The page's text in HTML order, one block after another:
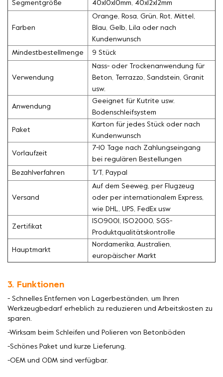
Segmentgröße 40x10x10mm, 40x12x12mm
Farben
Orange, Rosa, Grün, Rot, Mittel,
Blau, Gelb, Lila oder nach
Kundenwunsch
Mindestbestellmenge 9 Stück
Verwendung
Nass- oder Trockenanwendung für
Beton, Terrazzo, Sandstein, Granit
usw.
Anwendung
Geeignet für Kutrite usw.
Bodenschleifsystem
Paket
Karton für jedes Stück oder nach
Kundenwunsch
Vorlaufzeit
7-10 Tage nach Zahlungseingang
bei regulären Bestellungen
Bezahlverfahren T/T, Paypal
Versand
Auf dem Seeweg, per Flugzeug
oder per internationalem Express,
wie DHL, UPS, FedEx usw
Zertifikat
ISO9001, ISO2000, SGS-
Produktqualitätskontrolle
Hauptmarkt
Nordamerika, Australien,
europäischer Markt
3. Funktionen
- Schnelles Entfernen von Lagerbeständen, um Ihren
Werkzeugbedarf erheblich zu reduzieren und Arbeitskosten zu
sparen.
-Wirksam beim Schleifen und Polieren von Betonböden
-Schönes Paket und kurze Lieferung.
-OEM und ODM sind verfügbar.